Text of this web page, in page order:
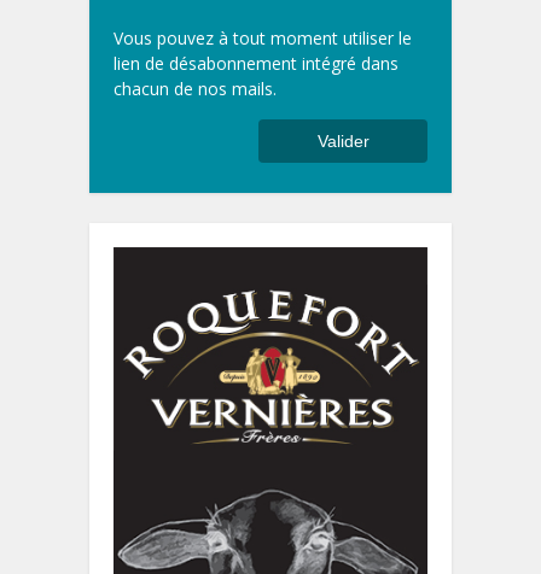
Vous pouvez à tout moment utiliser le
lien de désabonnement intégré dans
chacun de nos mails.